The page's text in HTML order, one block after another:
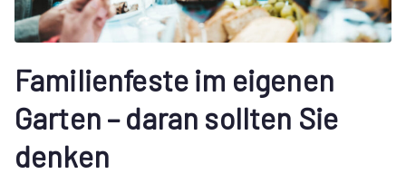
Familienfeste im eigenen
Garten – daran sollten Sie
denken